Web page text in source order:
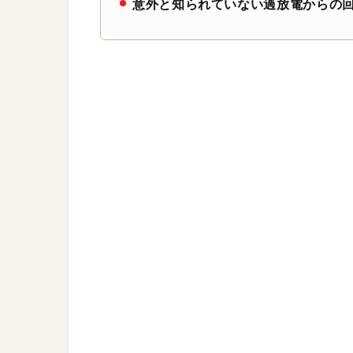
意外と知られていない過放電からの